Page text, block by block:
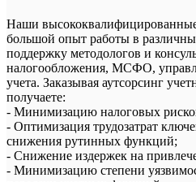
Наши
большой опыт работы в
поддержку методологов и
налогообложения, МСФО,
учета. Заказывая аутсорсинг
получаете:
- Минимизацию налоговых
- Оптимизация трудозатрат
снижения рутинных функций;
- Снижение издержек на
- Минимизацию степени